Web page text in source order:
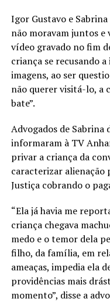
Igor Gustavo e
não moravam juntos e
vídeo gravado no fim
criança se recusando
imagens, ao ser
não querer visitá-lo, a
bate”.
Advogados de Sabrina
informaram à TV
privar a criança da
caracterizar alienação
Justiça cobrando o
“Ela já havia me
criança chegava
medo e o temor dela
filho, da família, em
ameaças, impedia ela
providências mais
momento”, disse a